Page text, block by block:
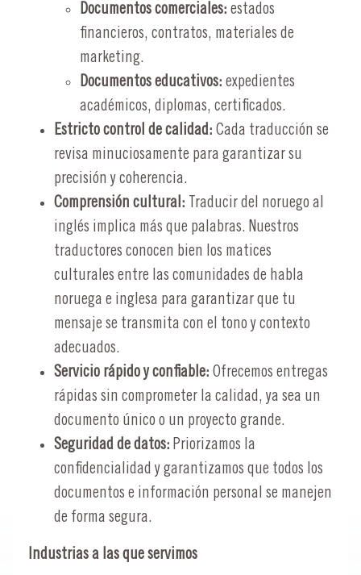
Documentos comerciales: estados
financieros, contratos, materiales de
marketing.
Documentos educativos: expedientes
académicos, diplomas, certificados.
Estricto control de calidad: Cada traducción se
revisa minuciosamente para garantizar su
precisión y coherencia.
Comprensión cultural:
Traducir del noruego al
inglés implica más que palabras. Nuestros
traductores conocen bien los matices
culturales entre las comunidades de habla
noruega e inglesa para garantizar que tu
mensaje se transmita con el tono y contexto
adecuados.
Servicio rápido y confiable: Ofrecemos entregas
rápidas sin comprometer la calidad, ya sea un
documento único o un proyecto grande.
Seguridad de datos: Priorizamos la
confidencialidad y garantizamos que todos los
documentos e información personal se manejen
de forma segura.
Industrias a las que servimos